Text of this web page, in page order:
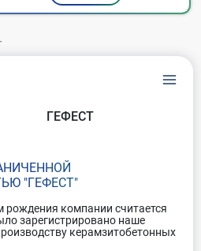
"ГЕФЕСТ"
ГЕФЕСТ
компании считается
зарегистрировано наше
керамзитобетонных